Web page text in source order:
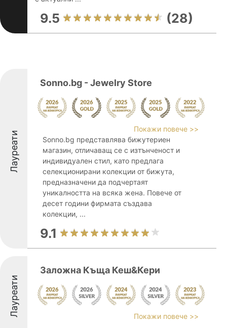
9.5 (28)
Лауреати
Sonno.bg - Jewelry Store
Покажи повече >>
Sonno.bg представлява бижутериен
магазин, отличаващ се с изтънченост и
индивидуален стил, като предлага
селекционирани колекции от бижута,
предназначени да подчертаят
уникалността на всяка жена. Повече от
десет години фирмата създава
колекции, ...
9.1
Лауреати
Заложна Къща Кеш&Кери
Покажи повече >>